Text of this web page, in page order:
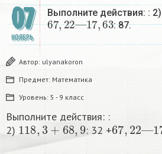
07
НОЯБРЬ
Выполните действия: : 2)
67,22—17 63
: 87.​
Автор: ulyanakoron
Предмет: Математика
Уровень: 5 - 9 класс
Выполните действия: :
2)
118,3+68,9
: 32 +
67 22— 17,